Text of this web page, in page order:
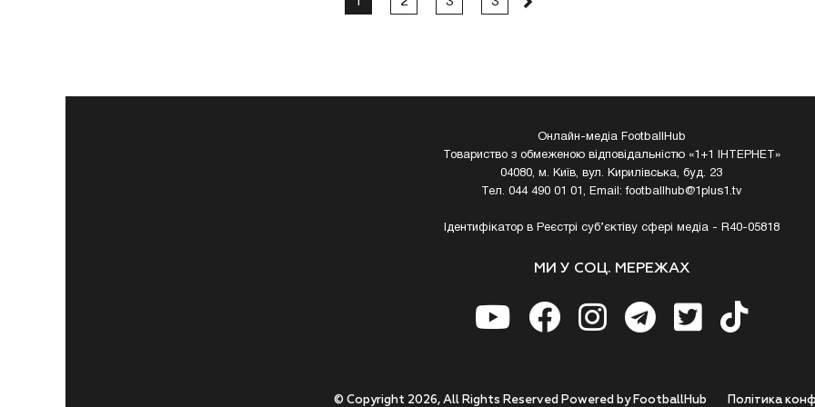
Онлайн-медіа FootballHub
Товариство з обмеженою відповідальністю «1+1 ІНТЕРНЕТ»
04080, м. Київ, вул. Кирилівська, буд. 23
Тел. 044 490 01 01, Email:footballhub@1plus1.tv
Ідентифікатор в Реєстрі суб’єктіву сфері медіа - R40-05818
МИ У СОЦ. МЕРЕЖАХ
Полiтика
© Copyright 2026, All Rights Reserved Powered by FootballHub